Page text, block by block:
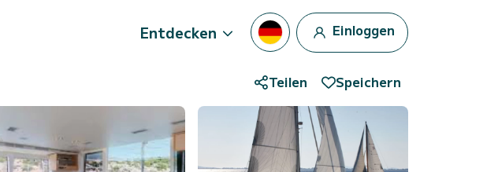
Entdecken Einloggen
Teilen Speichern